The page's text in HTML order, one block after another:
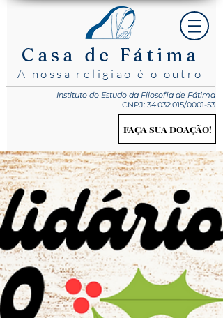
Casa de Fátima
A nossa religião é o outro
Instituto do Estudo da Filosofia de Fátima
CNPJ: 34.032.015/0001-53
FAÇA SUA DOAÇÃO!